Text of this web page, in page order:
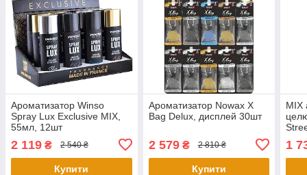
Ароматизатор Winso
Spray Lux Exclusive MIX,
55мл, 12шт
2 119 ₴ 2 540 ₴
Купити
Ароматизатор Nowax X
Bag Delux, дисплей 30шт
2 579₴ 2 810 ₴
Купити
MIX
1